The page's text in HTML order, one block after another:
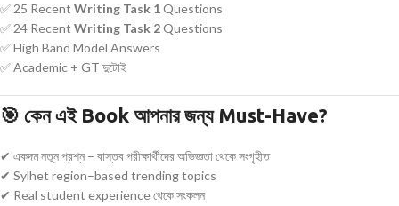
✅ 25 Recent Writing Task 1Questions
✅ 24 Recent Writing Task 2Questions
✅ High Band Model Answers
✅ Academic + GT দুটোই
🎯 কেন এই Book আপনার জন্য Must-Have?
✔ একদম নতুন প্রশ্ন – বাস্তব পরীক্ষার্থীদের অভিজ্ঞতা থেকে সংগৃহীত
✔ Sylhet region–based trending topics
✔ Real student experience থেকে সংকলন